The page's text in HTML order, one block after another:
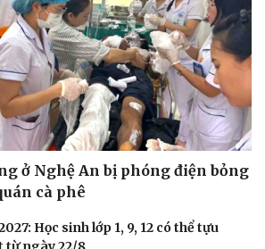
Podcast
Câu chuyện thời sự
Đọc truyện đêm khuya
Cửa sổ tình yêu
ở Nghệ An bị phóng điện bỏng
cà phê
Học sinh lớp 1, 9, 12 có thể tựu